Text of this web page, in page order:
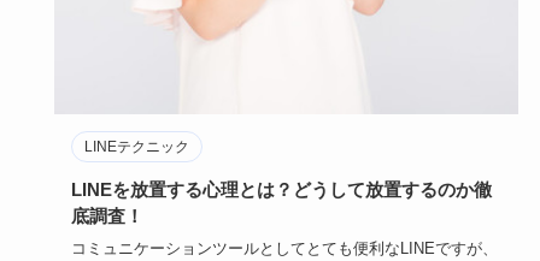
LINEテクニック
LINEを放置する心理とは？どうして放置するのか徹
底調査！
コミュニケーションツールとしてとても便利なLINEですが、